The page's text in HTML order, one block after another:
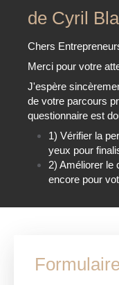
de Cyril
Chers
Merci pour votre
J'espère
de votre parcours
questionnaire est
1) Vérifier la
yeux pour
2) Améliorer le
encore pour